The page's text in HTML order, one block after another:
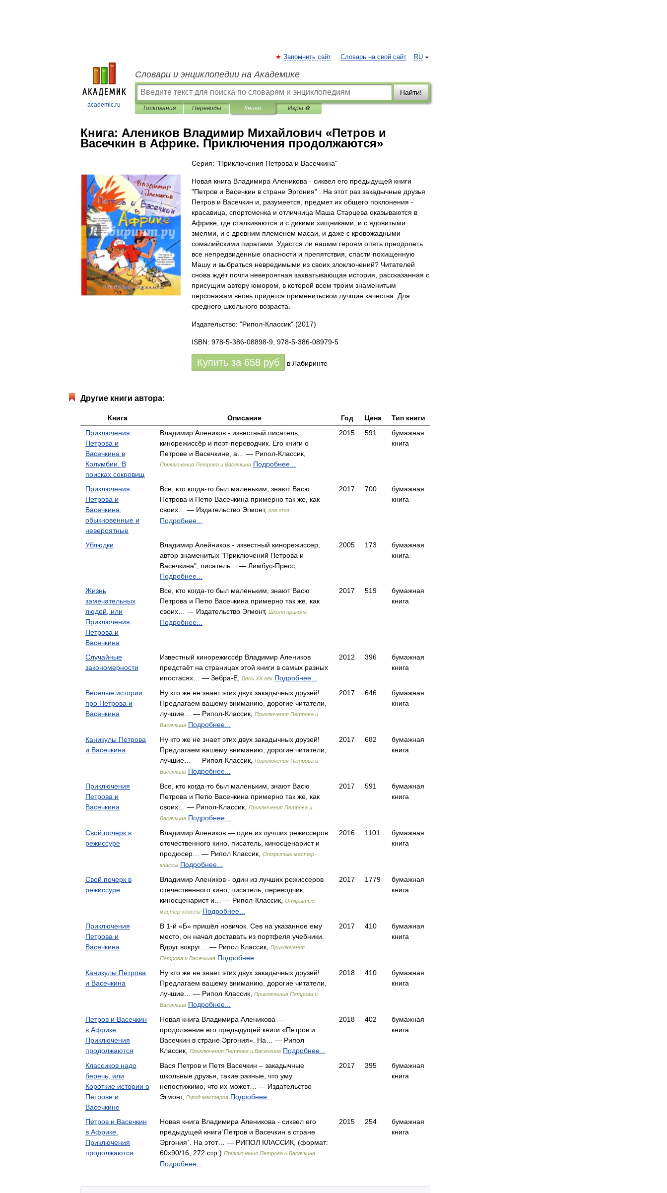
academic.ru
RU
Запомнить сайт Словарь на свой сайт
Словари и энциклопедии на Академике
Найти!
Толкования Переводы Книги Игры ⚽
Книга: Алеников Владимир Михайлович «Петров и
Васечкин в Африке. Приключения продолжаются»
Серия: "Приключения Петрова и Васечкина"
Новая книга Владимира Аленикова - сиквел его предыдущей книги
"Петров и Васечкин в стране Эргония" . На этот раз закадычные друзья
Петров и Васечкин и, разумеется, предмет их общего поклонения -
красавица, спортсменка и отличница Маша Старцева оказываются в
Африке, где сталкиваются и с дикими хищниками, и с ядовитыми
змеями, и с древним племенем масаи, и даже с кровожадными
сомалийскими пиратами. Удастся ли нашим героям опять преодолеть
все непредвиденные опасности и препятствия, спасти похищенную
Машу и выбраться невредимыми из своих злоключений? Читателей
снова ждёт почти невероятная захватывающая история, рассказанная с
присущим автору юмором, в которой всем троим знаменитым
персонажам вновь придётся применитьсвои лучшие качества. Для
среднего школьного возраста.
Издательство: "Рипол-Классик" (2017)
ISBN: 978-5-386-08898-9, 978-5-386-08979-5
Купить за 658 руб в Лабиринте
Другие книги автора:
Книга Описание Год Цена
Тип книги
Приключения
Петрова и
Васечкина в
Колумбии. В
поисках сокровищ
Владимир Алеников - известный писатель,
кинорежиссёр и поэт-переводчик. Его книги о
Петрове и Васечкине, а… — Рипол-Классик,
Приключения Петрова и Васечкина Подробнее...
2015 591
бумажная
книга
Приключения
Петрова и
Васечкина,
обыкновенные и
невероятные
Все, кто когда-то был маленьким, знают Васю
Петрова и Петю Васечкина примерно так же, как
своих… — Издательство Эгмонт, one shot
Подробнее...
2017 700
бумажная
книга
Ублюдки
Владимир Алейников - известный кинорежиссер,
автор знаменитых "Приключений Петрова и
Васечкина", писатель… — Лимбус-Пресс,
Подробнее...
2005 173
бумажная
книга
Жизнь
замечательных
людей, или
Приключения
Петрова и
Васечкина
Все, кто когда-то был маленьким, знают Васю
Петрова и Петю Васечкина примерно так же, как
своих… — Издательство Эгмонт, Школа прикола
Подробнее...
2017 519
бумажная
книга
Случайные
закономерности
Известный кинорежиссёр Владимир Алеников
предстаёт на страницах этой книги в самых разных
ипостасях… — Зебра-Е,
Весь ХХ век Подробнее...
2012 396
бумажная
книга
Веселые истории
про Петрова и
Васечкина
Ну кто же не знает этих двух закадычных друзей!
Предлагаем вашему вниманию, дорогие читатели,
лучшие… — Рипол-Классик,
Приключения Петрова и
Васечкина Подробнее...
2017 646
бумажная
книга
Каникулы Петрова
и Васечкина
Ну кто же не знает этих двух закадычных друзей!
Предлагаем вашему вниманию, дорогие читатели,
лучшие… — Рипол-Классик,
Приключения Петрова и
Васечкина Подробнее...
2017 682
бумажная
книга
Приключения
Петрова и
Васечкина
Все, кто когда-то был маленьким, знают Васю
Петрова и Петю Васечкина примерно так же, как
своих… — Рипол-Классик,
Приключения Петрова и
Васечкина Подробнее...
2017 591
бумажная
книга
Свой почерк в
режиссуре
Владимир Алеников — один из лучших режиссеров
отечественного кино, писатель, киносценарист и
продюсер… — Рипол Классик,
Открытые мастер-
классы Подробнее...
2016 1101
бумажная
книга
Свой почерк в
режиссуре
Владимир Алеников - один из лучших режиссеров
отечественного кино, писатель, переводчик,
киносценарист и… — Рипол-Классик,
Открытые
мастер-классы Подробнее...
2017 1779
бумажная
книга
Приключения
Петрова и
Васечкина
В 1-й «Б» пришёл новичок. Сев на указанное ему
место, он начал доставать из портфеля учебники.
Вдруг вокруг… — Рипол Классик,
Приключения
Петрова и Васечкина Подробнее...
2017 410
бумажная
книга
Каникулы Петрова
и Васечкина
Ну кто же не знает этих двух закадычных друзей!
Предлагаем вашему вниманию, дорогие читатели,
лучшие… — Рипол Классик,
Приключения Петрова и
Васечкина Подробнее...
2018 410
бумажная
книга
Петров и Васечкин
в Африке.
Приключения
продолжаются
Новая книга Владимира Аленикова —
продолжение его предыдущей книги «Петров и
Васечкин в стране Эргония». На… — Рипол
Классик,
Приключения Петрова и Васечкина Подробнее...
2018 402
бумажная
книга
Классиков надо
беречь, или
Короткие истории о
Петрове и
Васечкине
Вася Петров и Петя Васечкин – закадычные
школьные друзья, такие разные, что уму
непостижимо, что их может… — Издательство
Эгмонт, Город мастеров Подробнее...
2017 395
бумажная
книга
Петров и Васечкин
в Африке.
Приключения
продолжаются
Новая книга Владимира Аленикова - сиквел его
предыдущей книги`Петров и Васечкин в стране
Эргония`. На этот… — РИПОЛ КЛАССИК, (формат:
60x90/16, 272 стр.) Приключения Петрова и Васечкина
Подробнее...
2015 254
бумажная
книга